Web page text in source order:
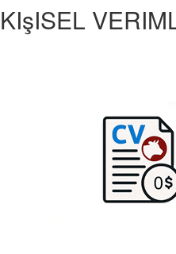
KIşISEL